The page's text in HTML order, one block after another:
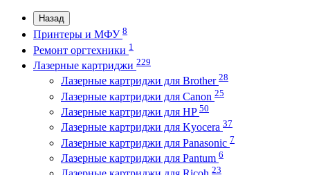
Назад
Принтеры и МФУ 8
Ремонт оргтехники 1
Лазерные картриджи 229
Лазерные картриджи для Brother 28
Лазерные картриджи для Canon 25
Лазерные картриджи для HP 50
Лазерные картриджи для Kyocera 37
Лазерные картриджи для Panasonic 7
Лазерные картриджи для Pantum 6
23